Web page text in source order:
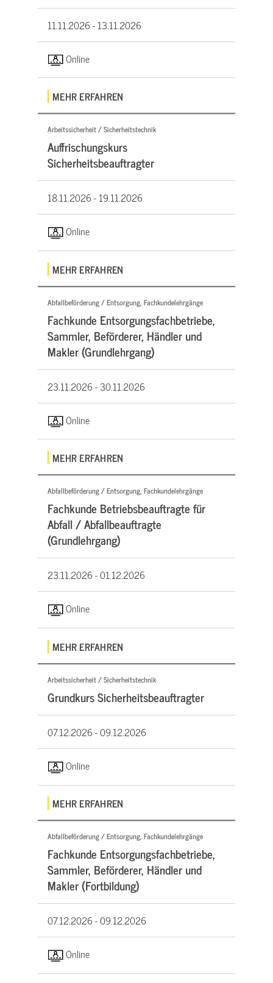
11.11.2026 -13.11.2026
Online
MEHR ERFAHREN
Arbeitssicherheit / Sicherheitstechnik
Auffrischungskurs
Sicherheitsbeauftragter
18.11.2026 -19.11.2026
Online
MEHR ERFAHREN
Abfallbeförderung / Entsorgung, Fachkundelehrgänge
Fachkunde Entsorgungsfachbetriebe,
Sammler, Beförderer, Händler und
Makler (Grundlehrgang)
23.11.2026 -30.11.2026
Online
MEHR ERFAHREN
Abfallbeförderung / Entsorgung, Fachkundelehrgänge
Fachkunde Betriebsbeauftragte für
Abfall / Abfallbeauftragte
(Grundlehrgang)
23.11.2026 -01.12.2026
Online
MEHR ERFAHREN
Arbeitssicherheit / Sicherheitstechnik
Grundkurs Sicherheitsbeauftragter
07.12.2026 -09.12.2026
Online
MEHR ERFAHREN
Abfallbeförderung / Entsorgung, Fachkundelehrgänge
Fachkunde Entsorgungsfachbetriebe,
Sammler, Beförderer, Händler und
Makler (Fortbildung)
07.12.2026 -09.12.2026
Online